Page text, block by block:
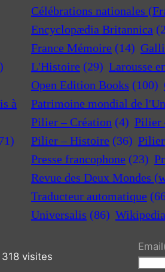
à
Célébrations nationales
Encyclopædia Britannica
France Mémoire (14)
L'Histoire (29) Larousse
Open Edition Books (100)
Patrimoine mondial de
Pilier – Création (4) Pilier
Pilier – Histoire (36)
Presse francophone (23)
Revue des Deux Mondes
Traducteur automatique
Universalis (86) Wikipedia
visites
Email